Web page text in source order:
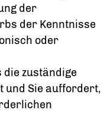
der
der Kenntnisse
oder
die zuständige
und Sie auffordert,